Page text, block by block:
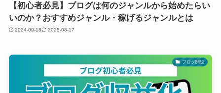
【初心者必見】ブログは何のジャンルから始めたらい
いのか？おすすめジャンル・稼げるジャンルとは
2024-09-18 2025-08-17
ブログ開設